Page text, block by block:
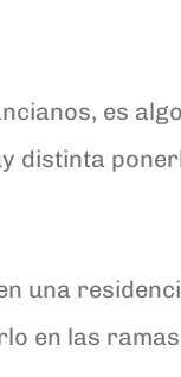
es
distinta
una
en las